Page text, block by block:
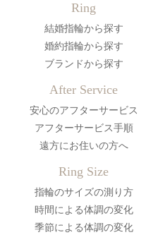
Ring
結婚指輪から探す
婚約指輪から探す
ブランドから探す
After Service
安心のアフターサービス
アフターサービス手順
遠方にお住いの方へ
Ring Size
指輪のサイズの測り方
時間による体調の変化
季節による体調の変化